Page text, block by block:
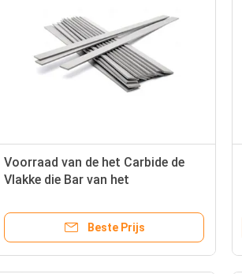
Voorraad van de het Carbide de
Vlakke die Bar van het
wordt uitgedreven
Beste Prijs